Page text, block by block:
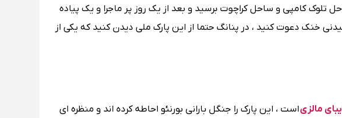
تلوک کامپی و ساحل کراچوت برسید و بعد از یک روز پر ماجرا و یک پیاده
خنک دعوت کنید ، در پنانگ حتما از این پارک ملی دیدن کنید که یکی از
مالزیاست ، این پارک را جنگل بارانی بورنئو احاطه کرده اند و منظره ای